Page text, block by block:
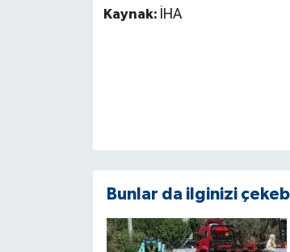
Kaynak: İHA
Bunlar da ilginizi